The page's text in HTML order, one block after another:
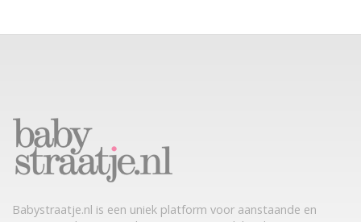
Babystraatje.nl is een uniek platform voor aanstaande en